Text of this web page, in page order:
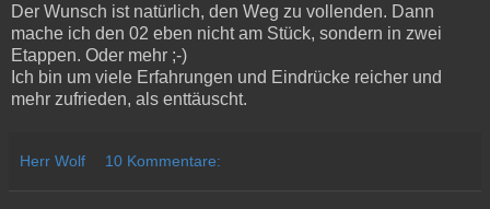
Der Wunsch ist natürlich, den Weg zu vollenden. Dann
mache ich den 02 eben nicht am Stück, sondern in zwei
Etappen. Oder mehr ;-)
Ich bin um viele Erfahrungen und Eindrücke reicher und
mehr zufrieden, als enttäuscht.
Herr Wolf 10 Kommentare: